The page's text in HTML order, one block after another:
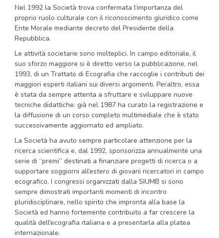
Nel 1992 la Società trova confermata l’importanza del
proprio ruolo culturale con il riconoscimento giuridico come
Ente Morale mediante decreto del Presidente della
Repubblica.
Le attività societarie sono molteplici. In campo editoriale, il
suo sforzo maggiore si è diretto verso la pubblicazione, nel
1993, di un Trattato di Ecografia che raccoglie i contributi dei
maggiori esperti italiani sui diversi argomenti. Peraltro, essa
è stata da sempre attenta a sfruttare e sviluppare nuove
tecniche didattiche: già nel 1987 ha curato la registrazione e
la diffusione di un corso completo multimediale che è stato
successivamente aggiornato ed ampliato.
La Società ha avuto sempre particolare attenzione per la
ricerca scientifica e, dal 1992, sponsorizza annualmente una
serie di “premi” destinati a finanziare progetti di ricerca o a
supportare soggiorni all’estero di giovani ricercatori in campo
ecografico. I congressi organizzati dalla SIUMB si sono
sempre dimostrati importanti momenti di incontro
pluridisciplinare, nello spirito che impronta alla base la
Società ed hanno fortemente contribuito a far crescere la
qualità dell’ecografia italiana e a presentarla alla platea
internazionale.